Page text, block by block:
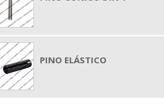
PINO ELÁSTICO